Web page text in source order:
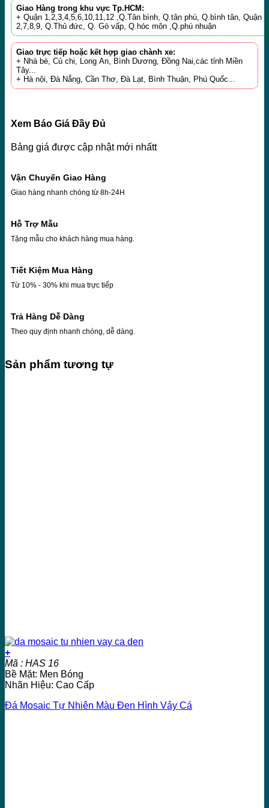
Giao Hàng trong khu vực Tp.HCM:
+ Quận 1,2,3,4,5,6,10,11,12 ,Q.Tân bình, Q.tân phú, Q.bình tân, Quận
2,7,8,9, Q.Thủ đức, Q. Gò vấp, Q.hóc môn ,Q.phú nhuận
Giao trực tiếp hoặc kết hợp giao chành xe:
+ Nhà bè, Củ chi, Long An, Bình Dương, Đồng Nai,các tỉnh Miền
Tây...
+ Hà nội, Đà Nẳng, Cần Thơ, Đà Lạt, Bình Thuận, Phú Quốc...
Xem Báo Giá Đầy Đủ
Bảng giá được cập nhật mới nhấtt
Vận Chuyển Giao Hàng
Giao hàng nhanh chóng từ 8h-24H
Hỗ Trợ Mẫu
Tặng mẫu cho khách hàng mua hàng.
Tiết Kiệm Mua Hàng
Từ 10% - 30% khi mua trực tiếp
Trả Hàng Dễ Dàng
Theo quy định nhanh chóng, dễ dàng.
Sản phẩm tương tự
+
Mã : HAS 16
Bề Mặt: Men Bóng
Nhãn Hiệu: Cao Cấp
Đá Mosaic Tự Nhiên Màu Đen Hình Vảy Cá